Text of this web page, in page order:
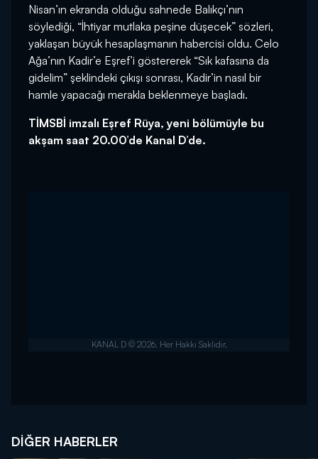
Nisan’ın ekranda olduğu sahnede Balıkçı’nın
söylediği, “İhtiyar mutlaka peşine düşecek” sözleri,
yaklaşan büyük hesaplaşmanın habercisi oldu. Celo
Ağa’nın Kadir’e Eşref’i göstererek “Sık kafasına da
gidelim” şeklindeki çıkışı sonrası, Kadir’in nasıl bir
hamle yapacağı merakla beklenmeye başladı.
TİMSBİ imzalı Eşref Rüya, yeni bölümüyle bu
akşam saat 20.00’de Kanal D’de.
DIĞER HABERLER